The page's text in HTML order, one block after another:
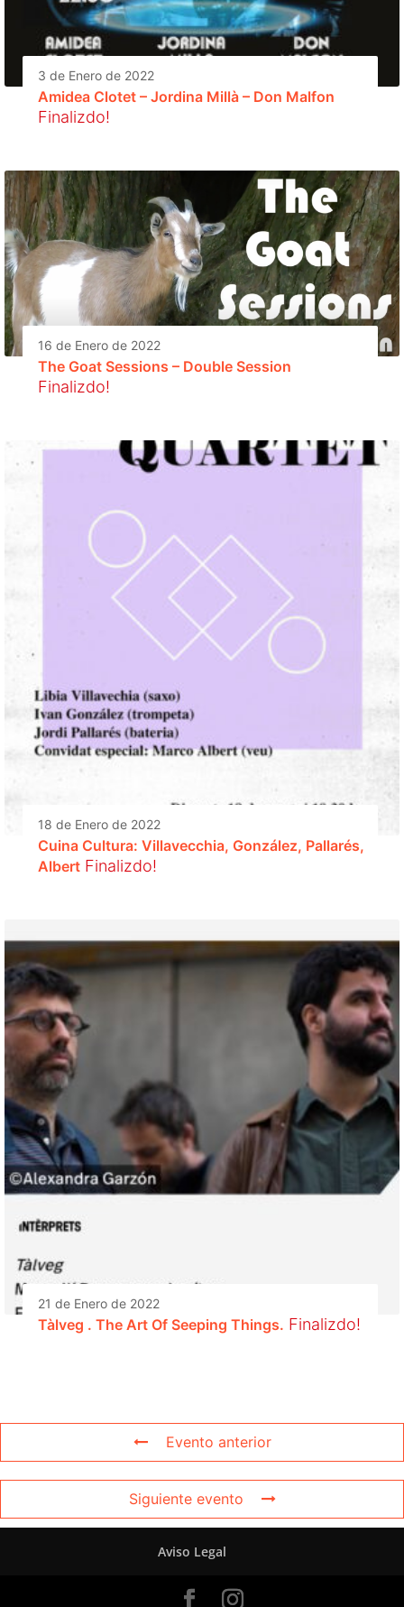
3 de Enero de 2022
Amidea Clotet – Jordina Millà – Don Malfon
Finalizdo!
16 de Enero de 2022
The Goat Sessions – Double Session
Finalizdo!
18 de Enero de 2022
Cuina Cultura: Villavecchia, González, Pallarés,
Albert Finalizdo!
21 de Enero de 2022
Tàlveg . The Art Of Seeping Things. Finalizdo!
Evento anterior
Siguiente evento
Aviso Legal